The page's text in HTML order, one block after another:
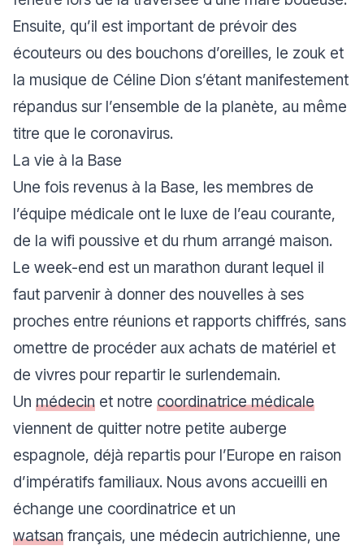
Ensuite, qu’il est important de prévoir des
écouteurs ou des bouchons d’oreilles, le zouk et
la musique de Céline Dion s’étant manifestement
répandus sur l’ensemble de la planète, au même
titre que le coronavirus.
La vie à la Base
Une fois revenus à la Base, les membres de
l’équipe médicale ont le luxe de l’eau courante,
de la wifi poussive et du rhum arrangé maison.
Le week-end est un marathon durant lequel il
faut parvenir à donner des nouvelles à ses
proches entre réunions et rapports chiffrés, sans
omettre de procéder aux achats de matériel et
de vivres pour repartir le surlendemain.
Un médecin et notre coordinatrice médicale
viennent de quitter notre petite auberge
espagnole, déjà repartis pour l’Europe en raison
d’impératifs familiaux. Nous avons accueilli en
échange une coordinatrice et un
watsan français, une médecin autrichienne, une